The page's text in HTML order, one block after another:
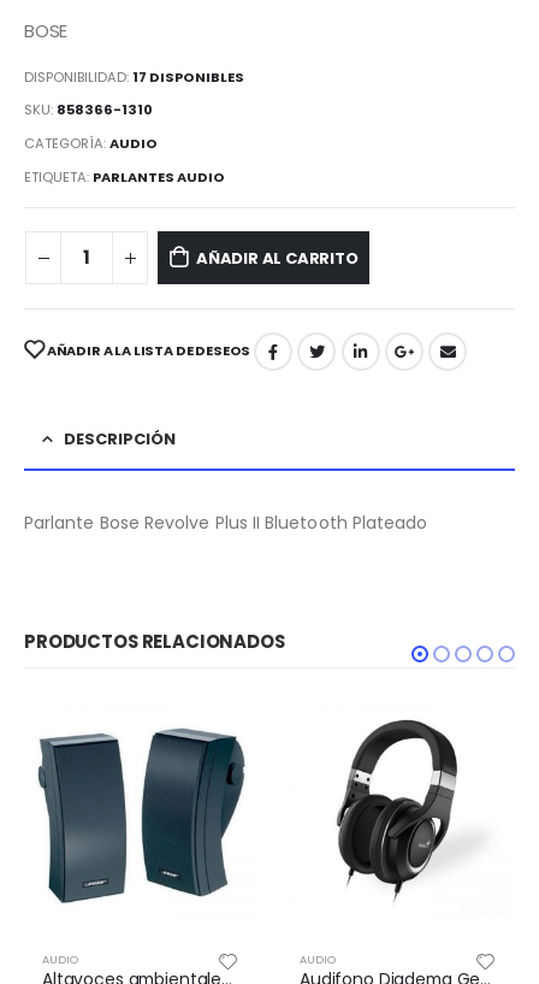
BOSE
DISPONIBILIDAD:17 DISPONIBLES
SKU: 858366-1310
CATEGORÍA:AUDIO
ETIQUETA: PARLANTES AUDIO
AÑADIR AL CARRITO
AÑADIR A LA LISTA DE DESEOS
DESCRIPCIÓN
Parlante Bose Revolve Plus II Bluetooth Plateado
PRODUCTOS RELACIONADOS
AUDIO AUDIO